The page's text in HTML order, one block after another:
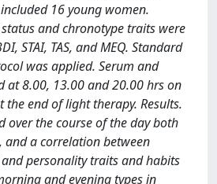
16 young women.
and chronotype traits were
STAI, TAS, and MEQ. Standard
was applied. Serum and
at 8.00, 13.00 and 20.00 hrs on
the end of light therapy. Results.
over the course of the day both
and a correlation between
personality traits and habits
and evening types in